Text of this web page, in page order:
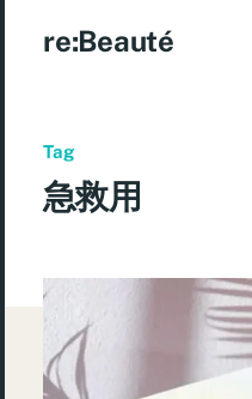
re:Beauté
Tag
急救用